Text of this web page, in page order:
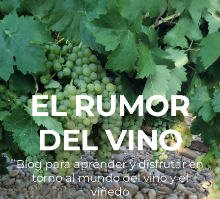
EL RUMOR
DEL VINO
Blog para aprender y disfrutar en
torno al mundo del vino y el
viñedo